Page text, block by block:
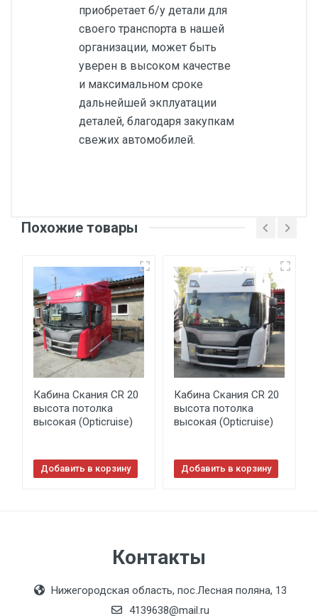
приобретает б/у детали для
своего транспорта в нашей
организации, может быть
уверен в высоком качестве
и максимальном сроке
дальнейшей экплуатации
деталей, благодаря закупкам
свежих автомобилей.
Похожие товары
Кабина Скания CR 20
высота потолка
высокая (Opticruise)
Добавить в корзину
Кабина Скания CR 20
высота потолка
высокая (Opticruise)
Добавить в корзину
Контакты
Нижегородская область, пос.Лесная поляна, 13
4139638@mail.ru